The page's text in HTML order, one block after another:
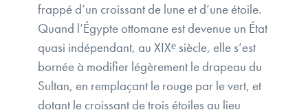
frappé d’un croissant de lune et d’une étoile.
Quand l’Égypte ottomane est devenue un État
quasi indépendant, au XIXᵉ siècle, elle s’est
bornée à modifier légèrement le drapeau du
Sultan, en remplaçant le rouge par le vert, et
dotant le croissant de trois étoiles au lieu